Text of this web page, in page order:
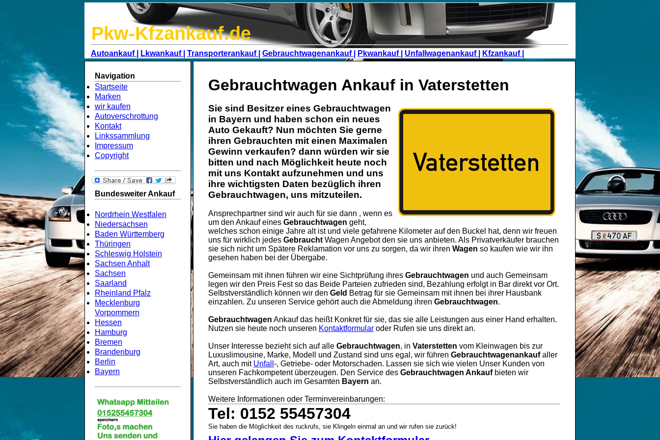
Pkw-Kfzankauf.de
Autoankauf | Lkwankauf | Transporterankauf | Gebrauchtwagenankauf | Pkwankauf | Unfallwagenankauf | Kfzankauf |
Navigation
Startseite
Marken
wir kaufen
Autoverschrottung
Kontakt
Linkssammlung
Impressum
Copyright
Bundesweiter Ankauf
Nordrhein Westfalen
Niedersachsen
Baden Württemberg
Thüringen
Schleswig Holstein
Sachsen Anhalt
Sachsen
Saarland
Rheinland Pfalz
Mecklenburg
Vorpommern
Hessen
Hamburg
Bremen
Brandenburg
Berlin
Bayern
Gebrauchtwagen Ankauf in Vaterstetten
Sie sind Besitzer eines Gebrauchtwagen
in Bayern und haben schon ein neues
Auto Gekauft? Nun möchten Sie gerne
ihren Gebrauchten mit einen Maximalen
Gewinn verkaufen? dann würden wir sie
bitten und nach Möglichkeit heute noch
mit uns Kontakt aufzunehmen und uns
ihre wichtigsten Daten bezüglich ihren
Gebrauchtwagen, uns mitzuteilen.
Ansprechpartner sind wir auch für sie dann , wenn es
um den Ankauf eines Gebrauchtwagen geht,
welches schon einige Jahre alt ist und viele gefahrene Kilometer auf den Buckel hat, denn wir freuen
uns für wirklich jedes Gebraucht Wagen Angebot den sie uns anbieten. Als Privatverkäufer brauchen
sie sich nicht um Spätere Reklamation vor uns zu sorgen, da wir ihren Wagen so kaufen wie wir ihn
gesehen haben bei der Übergabe.
Gemeinsam mit ihnen führen wir eine Sichtprüfung ihres Gebrauchtwagen und auch Gemeinsam
legen wir den Preis Fest so das Beide Parteien zufrieden sind, Bezahlung erfolgt in Bar direkt vor Ort.
Selbstverständlich können wir den Geld Betrag für sie Gemeinsam mit ihnen bei ihrer Hausbank
einzahlen. Zu unseren Service gehört auch die Abmeldung ihren Gebrauchtwagen.
Gebrauchtwagen Ankauf das heißt Konkret für sie, das sie alle Leistungen aus einer Hand erhalten.
Nutzen sie heute noch unseren Kontaktformular oder Rufen sie uns direkt an.
Unser Interesse bezieht sich auf alle Gebrauchtwagen, in Vaterstetten vom Kleinwagen bis zur
Luxuslimousine, Marke, Modell und Zustand sind uns egal, wir führen Gebrauchtwagenankaufaller
Art, auch mit Unfall -, Getriebe- oder Motorschaden. Lassen sie sich wie vielen Unser Kunden von
unseren Fachkompetent überzeugen. Den Service des Gebrauchtwagen Ankaufbieten wir
Selbstverständlich auch im Gesamten Bayern an.
Weitere Informationen oder Terminvereinbarungen:
Tel: 0152 55457304
Sie haben die Möglichkeit des ruckrufs, sie Klingeln einmal an und wir rufen sie zurück!